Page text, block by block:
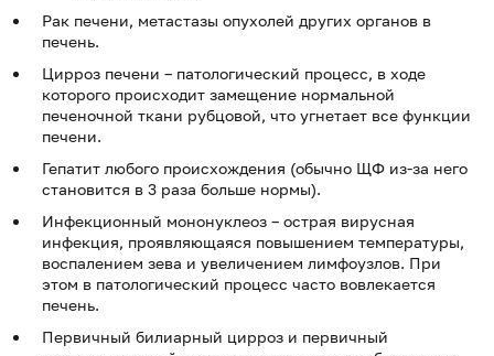
Рак печени, метастазы опухолей других органов в
печень.
Цирроз печени – патологический процесс, в ходе
которого происходит замещение нормальной
печеночной ткани рубцовой, что угнетает все функции
печени.
Гепатит любого происхождения (обычно ЩФ из-за него
становится в 3 раза больше нормы).
Инфекционный мононуклеоз – острая вирусная
инфекция, проявляющаяся повышением температуры,
воспалением зева и увеличением лимфоузлов. При
этом в патологический процесс часто вовлекается
печень.
Первичный билиарный цирроз и первичный